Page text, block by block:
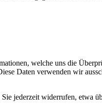
welche uns die
Daten verwenden wir
jederzeit widerrufen, etwa